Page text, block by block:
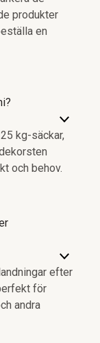
produkter
en
kg-säckar,
och behov.
efter
för
andra